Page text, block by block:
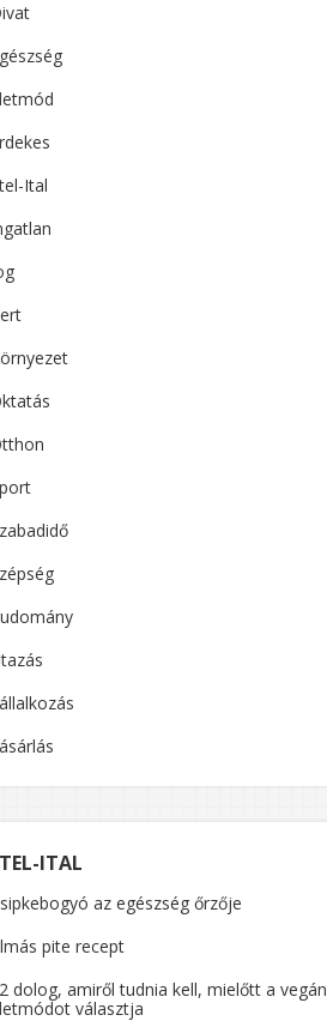
Ital
ITAL
az egészség őrzője
pite recept
dolog, amiről tudnia kell, mielőtt a vegán
választja